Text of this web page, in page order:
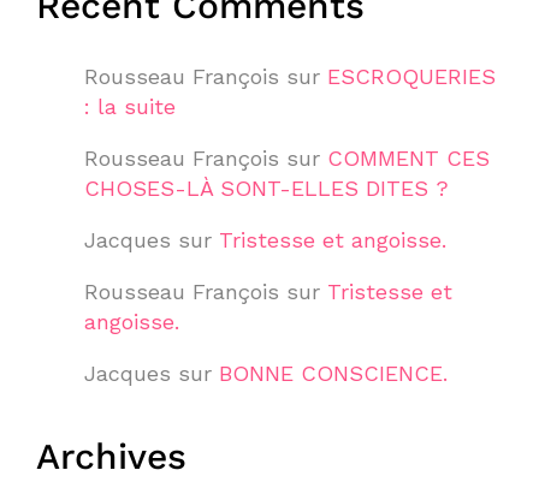
Rousseau François sur ESCROQUERIES
: la suite
Rousseau François sur COMMENT CES
CHOSES-LÀ SONT-ELLES DITES ?
Jacques sur Tristesse et angoisse.
Rousseau François sur Tristesse et
angoisse.
Jacques sur BONNE CONSCIENCE.
Archives